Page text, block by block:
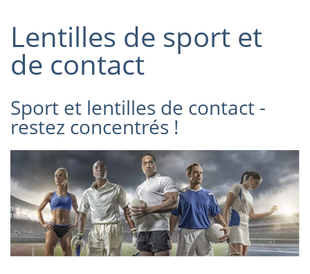
Lentilles de sport et
de contact
Sport et lentilles de contact -
restez concentrés !